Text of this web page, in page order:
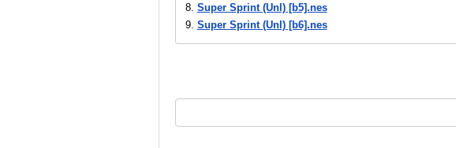
8. Super Sprint (Unl) [b5].nes
9. Super Sprint (Unl) [b6].nes
10.Super Sprint (Unl) [b7].nes